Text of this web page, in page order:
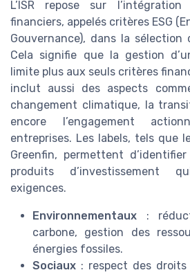
L’ISR repose sur
financiers, appelés critères ESG
Gouvernance), dans la sélection
Cela signifie que la gestion
limite plus aux seuls critères
inclut aussi des aspects
changement climatique, la
encore l’engagement
entreprises. Les labels, tels que
Greenfin, permettent
produits d’investissement
exigences.
Environnementaux :
carbone, gestion des
énergies fossiles.
Sociaux : respect des